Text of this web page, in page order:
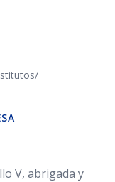
/
V, abrigada y